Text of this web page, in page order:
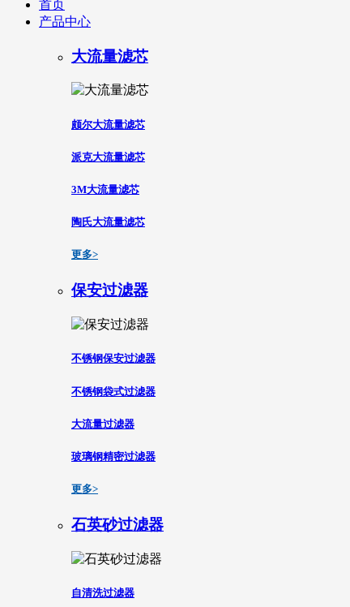
首页
产品中心
大流量滤芯
颇尔大流量滤芯
派克大流量滤芯
3M大流量滤芯
陶氏大流量滤芯
更多>
保安过滤器
不锈钢保安过滤器
不锈钢袋式过滤器
大流量过滤器
玻璃钢精密过滤器
更多>
石英砂过滤器
自清洗过滤器